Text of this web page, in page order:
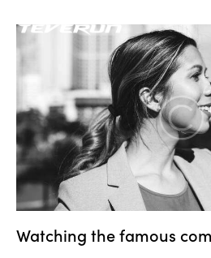
Watching the famous